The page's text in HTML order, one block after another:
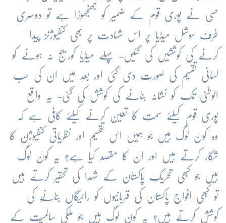
حسی نے پوری قوم کے ضمیر کو جھنجھوڑا ہے تو دوسری
طرف سوشل میڈیا پر اس شہادت پر بھی کنفیوژنز پیدا
کرنے کی کوششیں کی گئیں- پہلے میڈیا کوریج نہ ہونے کو
لسانی تقسیم کی صورت دی گئی اور بعد میں ان کی حب
الوطنی تک کو نشانہ بنانے کی کوشش کی گئی- یہ واقع
پوری قوم کیلئے سمت کا تعین کرنے کیلئے کافی ہے کہ
وہ کون لوگ ہیں جو ہمیں اس تقسیم اور نظریاتی کنفیوژن کا
شکار کرتے ہیں اور ان کا مقصد کیا ہے؟ یہ کون لوگ
ہیں جو کبھی تحریکِ پاکستان کے شہدا کی تحقیر کرتے ہیں
تو کبھی افواجِ پاکستان کی قربانیوں کو رائیگاں بنانے کی
کوشش کرتے ہیں؟ یہ کون لوگ ہیں جو ملکی سالمیّت کے